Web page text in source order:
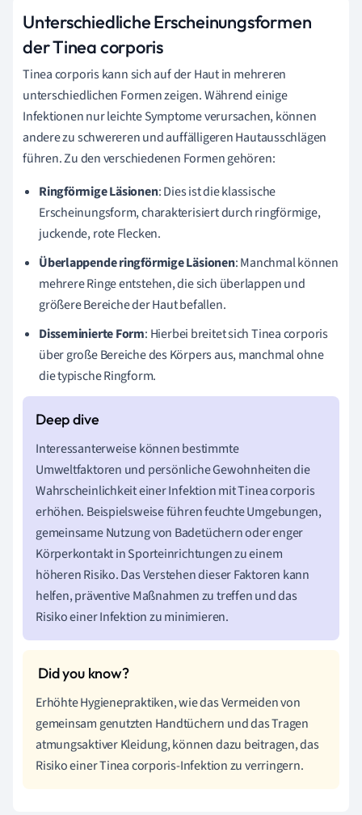
Unterschiedliche Erscheinungsformen
der Tinea corporis
Tinea corporis kann sich auf der Haut in mehreren
unterschiedlichen Formen zeigen. Während einige
Infektionen nur leichte Symptome verursachen, können
andere zu schwereren und auffälligeren Hautausschlägen
führen. Zu den verschiedenen Formen gehören:
Ringförmige Läsionen: Dies ist die klassische
Erscheinungsform, charakterisiert durch ringförmige,
juckende, rote Flecken.
Überlappende ringförmige Läsionen: Manchmal können
mehrere Ringe entstehen, die sich überlappen und
größere Bereiche der Haut befallen.
Disseminierte Form: Hierbei breitet sich Tinea corporis
über große Bereiche des Körpers aus, manchmal ohne
die typische Ringform.
Interessanterweise können bestimmte
Umweltfaktoren und persönliche Gewohnheiten die
Wahrscheinlichkeit einer Infektion mit Tinea corporis
erhöhen. Beispielsweise führen feuchte Umgebungen,
gemeinsame Nutzung von Badetüchern oder enger
Körperkontakt in Sporteinrichtungen zu einem
höheren Risiko. Das Verstehen dieser Faktoren kann
helfen, präventive Maßnahmen zu treffen und das
Risiko einer Infektion zu minimieren.
Erhöhte Hygienepraktiken, wie das Vermeiden von
gemeinsam genutzten Handtüchern und das Tragen
atmungsaktiver Kleidung, können dazu beitragen, das
Risiko einer Tinea corporis-Infektion zu verringern.